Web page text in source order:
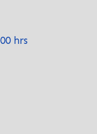
hrs